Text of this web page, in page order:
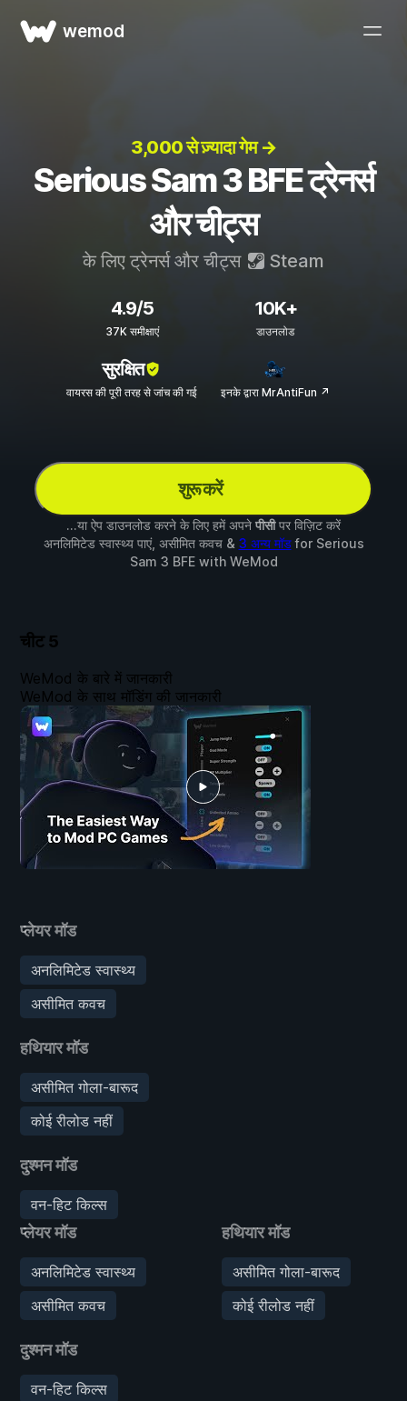
wemod
3,000 से ज़्यादा गेम →
Serious Sam 3 BFE ट्रेनर्स
और चीट्स
के लिए ट्रेनर्स और चीट्स Steam
4.9/5
37K समीक्षाएं
10K+
डाउनलोड
सुरक्षित
वायरस की पूरी तरह से जांच की गई इनके द्वारा MrAntiFun ↗
शुरू करें
...या ऐप डाउनलोड करने के लिए हमें अपने पीसीपर विज़िट करें
अनलिमिटेड स्वास्थ्य पाएं, असीमित कवच & 3 अन्य मॉडfor Serious
Sam 3 BFEwith WeMod
चीट 5
प्लेयर मॉड
अनलिमिटेड स्वास्थ्य
असीमित कवच
हथियार मॉड
असीमित गोला-बारूद
कोई रीलोड नहीं
दुश्मन मॉड
वन-हिट किल्स
प्लेयर मॉड
अनलिमिटेड स्वास्थ्य
असीमित कवच
दुश्मन मॉड
वन-हिट किल्स
हथियार मॉड
असीमित गोला-बारूद
कोई रीलोड नहीं
WeMod के बारे में जानकारी
WeMod के साथ मॉडिंग की जानकारी